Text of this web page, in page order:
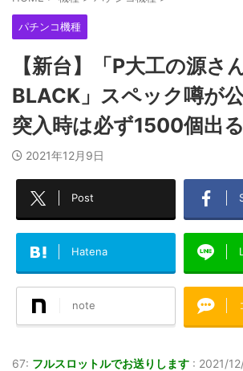
パチンコ機種
【新台】「P大工の源さ
BLACK」スペック噂が
突入時は必ず1500個出
2021年12月9日
Post
Hatena
note
67: フルスロットルでお送りします : 2021/